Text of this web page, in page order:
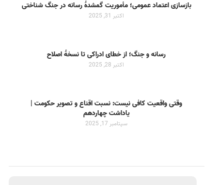
بازسازی اعتماد عمومی؛ مأموریت گمشدۀ رسانه در جنگ شناختی
اکتبر 31, 2025
رسانه و جنگ؛ از خطای ادراکی تا نسخهٔ اصلاح
اکتبر 28, 2025
وقتی واقعیت کافی نیست: نسبت اقناع و تصویر حکومت |
یاداشت چهاردهم
سپتامبر 17, 2025